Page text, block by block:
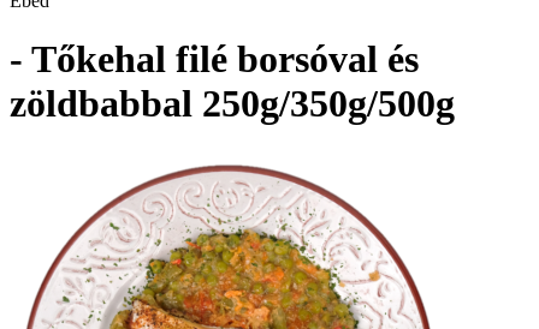
- Tőkehal filé borsóval és
zöldbabbal 250g/350g/500g